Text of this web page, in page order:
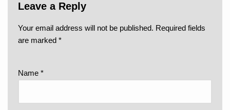
Leave a Reply
Your email address will not be published. Required fields
are marked *
Name *